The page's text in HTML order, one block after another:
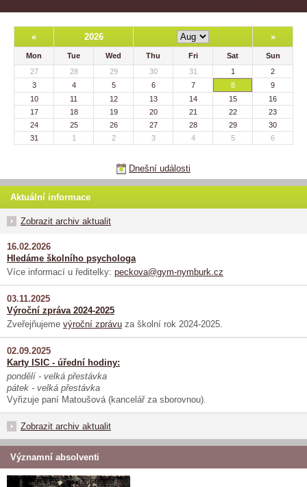
« 2026 »
Mon Tue Wed Thu Fri Sat
Sun
27
28 29 30 31 1
2
3
4 5 6 7 8
9
10
11 12 13 14 15
16
17
18 19 20 21 22
23
24
25 26 27 28 29
30
31
1 2 3 4 5 6
Dnešní události
Aktuální informace
Zobrazit archiv aktualit
16.02.2026
Hledáme školního psychologa
Více informací u ředitelky: peckova@gym-nymburk.cz
03.11.2025
Výroční zpráva 2024-2025
Zveřejňujeme výroční zprávu za školní rok 2024-2025.
02.09.2025
Karty ISIC - úřední hodiny:
pondělí - velká přestávka
pátek - velká přestávka
Vyřizuje paní Matoušová (kancelář za sborovnou).
Zobrazit archiv aktualit
Významní absolventi